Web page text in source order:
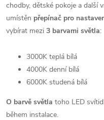
chodby, dětské pokoje a další
umístěn přepínač pro
vybírat mezi 3 barvami světla:
3000K teplá bílá
4000K denní bílá
6000K studená bílá
O barvě světla toho LED
během instalace.